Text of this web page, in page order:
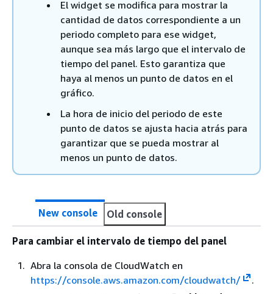
El widget se modifica para mostrar la
cantidad de datos correspondiente a un
periodo completo para ese widget,
aunque sea más largo que el intervalo de
tiempo del panel. Esto garantiza que
haya al menos un punto de datos en el
gráfico.
La hora de inicio del periodo de este
punto de datos se ajusta hacia atrás para
garantizar que se pueda mostrar al
menos un punto de datos.
New console Old console
Para cambiar el intervalo de tiempo del panel
Abra la consola de CloudWatch en
https://console.aws.amazon.com/cloudwatch/
.